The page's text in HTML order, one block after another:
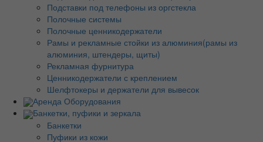
Подставки под телефоны из оргстекла
Полочные системы
Полочные ценникодержатели
Рамы и рекламные стойки из алюминия(рамы из
алюминия, штендеры, щиты)
Рекламная фурнитура
Ценникодержатели с креплением
Шелфтокеры и держатели для вывесок
Аренда Оборудования
Банкетки, пуфики и зеркала
Банкетки
Пуфики из кожи